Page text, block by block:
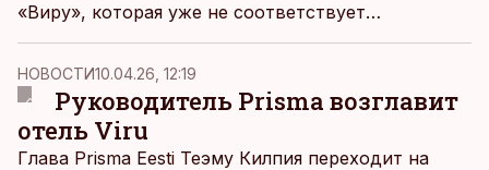
«Виру», которая уже не соответствует
требованиям времени, нуждается в
основательном ремонте.
НОВОСТИ10.04.26, 12:19
Руководитель Prisma возглавит
отель Viru
Глава Prisma Eesti Теэму Килпия переходит на